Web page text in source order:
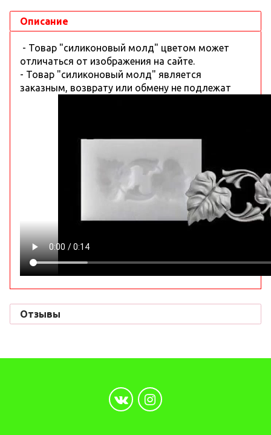
Описание
- Товар "силиконовый молд" цветом может
отличаться от изображения на сайте.
- Товар "силиконовый молд" является
заказным, возврату или обмену не подлежат
Отзывы